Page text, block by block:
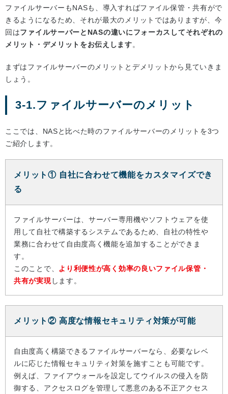
ファイルサーバーもNASも、導入すればファイル保管・共有がで
きるようになるため、それが最大のメリットではありますが、今
回はファイルサーバーとNASの違いにフォーカスしてそれぞれの
メリット・デメリットをお伝えします。
まずはファイルサーバーのメリットとデメリットから見ていきま
しょう。
3-1.ファイルサーバーのメリット
ここでは、NASと比べた時のファイルサーバーのメリットを3つ
ご紹介します。
メリット① 自社に合わせて機能をカスタマイズでき
る
ファイルサーバーは、サーバー専用機やソフトウェアを使
用して自社で構築するシステムであるため、自社の特性や
業務に合わせて自由度高く機能を追加することができま
す。
このことで、
より利便性が高く効率の良いファイル保管・
共有が実現します。
メリット② 高度な情報セキュリティ対策が可能
自由度高く構築できるファイルサーバーなら、必要なレベ
ルに応じた情報セキュリティ対策を施すことも可能です。
例えば、ファイアウォールを設定してウイルスの侵入を防
御する、アクセスログを管理して悪意のある不正アクセス